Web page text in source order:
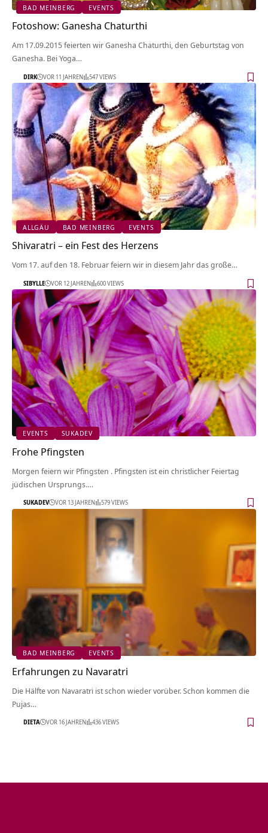
BAD MEINBERG EVENTS
Fotoshow: Ganesha Chaturthi
Am 17.09.2015 feierten wir Ganesha Chaturthi, den Geburtstag von
Ganesha. Bei Yoga…
DIRK VOR 11 JAHREN 547 VIEWS
ALLGÄU BAD MEINBERG EVENTS
Shivaratri – ein Fest des Herzens
Vom 17. auf den 18. Februar feiern wir in diesem Jahr das große…
SIBYLLE VOR 12 JAHREN 600 VIEWS
EVENTS SUKADEV
Frohe Pfingsten
Morgen feiern wir Pfingsten . Pfingsten ist ein christlicher Feiertag
jüdischen Ursprungs.…
SUKADEV VOR 13 JAHREN 579 VIEWS
BAD MEINBERG EVENTS
Erfahrungen zu Navaratri
Die Hälfte von Navaratri ist schon wieder vorüber. Schon kommen die
Pujas…
DIETA VOR 16 JAHREN 436 VIEWS